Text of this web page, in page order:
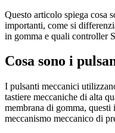
Questo articolo spiega cosa
importanti, come si
in gomma e quali controller
Cosa sono i
I pulsanti meccanici
tastiere meccaniche di alta
membrana di gomma,
meccanismo meccanico di